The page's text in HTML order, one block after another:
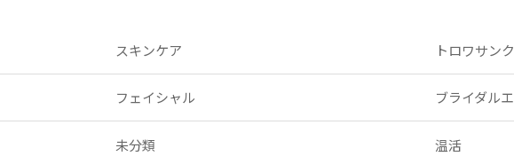
スキンケア トロワサン
フェイシャル ブライダル
未分類 温活